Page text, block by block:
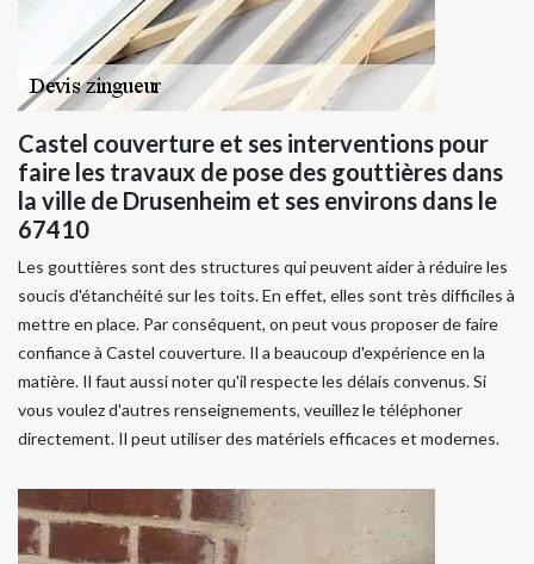
Castel couverture et ses interventions pour
faire les travaux de pose des gouttières dans
la ville de Drusenheim et ses environs dans le
67410
Les gouttières sont des structures qui peuvent aider à réduire les
soucis d'étanchéité sur les toits. En effet, elles sont très difficiles à
mettre en place. Par conséquent, on peut vous proposer de faire
confiance à Castel couverture. Il a beaucoup d'expérience en la
matière. Il faut aussi noter qu'il respecte les délais convenus. Si
vous voulez d'autres renseignements, veuillez le téléphoner
directement. Il peut utiliser des matériels efficaces et modernes.